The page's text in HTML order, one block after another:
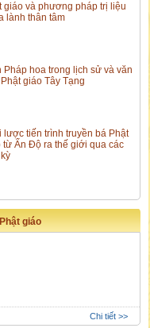
giáo và phương pháp trị liệu
lành thân tâm
Pháp hoa trong lịch sử và văn
giáo Tây Tạng
lược tiến trình truyền bá Phật
từ Ấn Độ ra thế giới qua các
giáo
Chi tiết >>